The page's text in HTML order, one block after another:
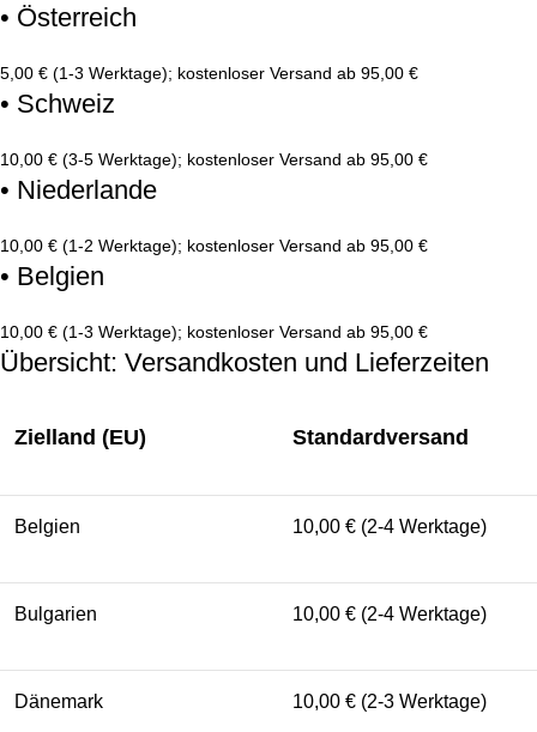
• Österreich
5,00 € (1-3 Werktage); kostenloser Versand ab 95,00 €
• Schweiz
10,00 € (3-5 Werktage); kostenloser Versand ab 95,00 €
• Niederlande
10,00 € (1-2 Werktage); kostenloser Versand ab 95,00 €
• Belgien
10,00 € (1-3 Werktage); kostenloser Versand ab 95,00 €
Übersicht: Versandkosten und Lieferzeiten
Zielland (EU) Standardversand
Belgien 10,00 € (2-4 Werktage)
Bulgarien 10,00 € (2-4 Werktage)
Dänemark 10,00 € (2-3 Werktage)